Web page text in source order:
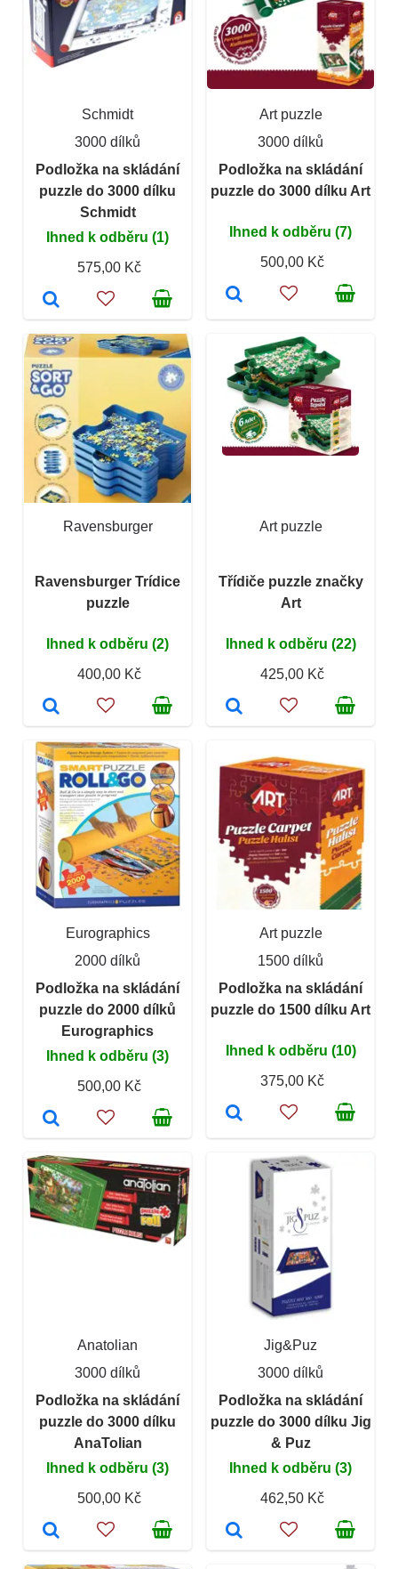
Schmidt
3000 dílků
Podložka na skládání
puzzle do 3000 dílku
Schmidt
Ihned k odběru (1)
575,00 Kč
Art puzzle
3000 dílků
Podložka na skládání
puzzle do 3000 dílku Art
Ihned k odběru (7)
500,00 Kč
Ravensburger
Ravensburger Trídice
puzzle
Ihned k odběru (2)
400,00 Kč
Art puzzle
Třídiče puzzle značky
Art
Ihned k odběru (22)
425,00 Kč
Eurographics
2000 dílků
Podložka na skládání
puzzle do 2000 dílků
Eurographics
Ihned k odběru (3)
500,00 Kč
Art puzzle
1500 dílků
Podložka na skládání
puzzle do 1500 dílku Art
Ihned k odběru (10)
375,00 Kč
Anatolian
3000 dílků
Podložka na skládání
puzzle do 3000 dílku
AnaTolian
Ihned k odběru (3)
500,00 Kč
Jig&Puz
3000 dílků
Podložka na skládání
puzzle do 3000 dílku Jig
& Puz
Ihned k odběru (3)
462,50 Kč